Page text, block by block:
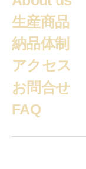
ー
ジ
送
り
生産商品
納品体制
アクセス
お問合せ
FAQ